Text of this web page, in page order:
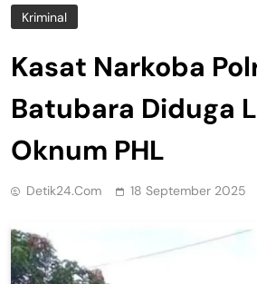
Kriminal
Kasat Narkoba
Batubara Diduga
Oknum PHL
Detik24.com 18 September 2025